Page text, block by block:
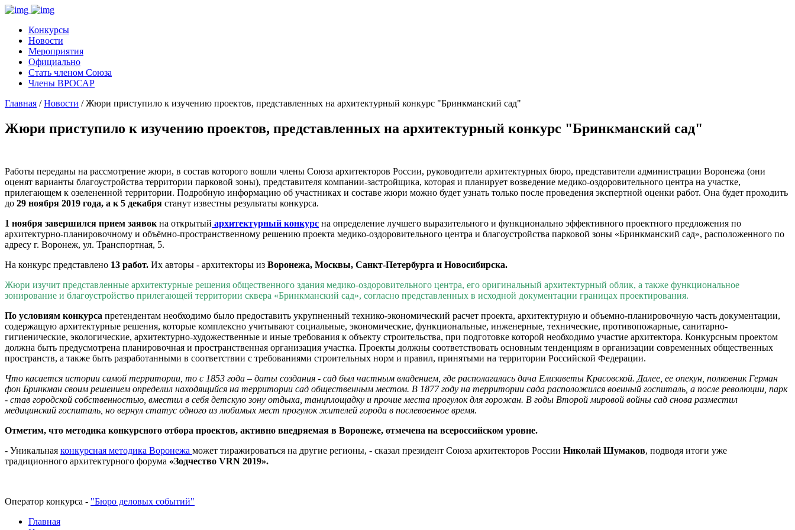
Конкурсы
Новости
Мероприятия
Официально
Стать членом Союза
Члены ВРОСАР
Главная /Новости / Жюри приступило к изучению проектов, представленных на архитектурный конкурс "Бринкманский сад"
Жюри приступило к изучению проектов, представленных на архитектурный конкурс "Бринкманский сад"
Работы переданы на рассмотрение жюри, в состав которого вошли члены Союза архитекторов России, руководители архитектурных бюро, представители администрации Воронежа (они
оценят варианты благоустройства территории парковой зоны), представителя компании-застройщика, которая и планирует возведение медико-оздоровительного центра на участке,
прилегающем к озелененной территории. Подробную информацию об участниках и составе жюри можно будет узнать только после проведения экспертной оценки работ. Она будет проходить
до 29 ноября 2019 года, а к 5 декабря станут известны результаты конкурса.
1 ноября завершился прием заявок на открытый архитектурный конкурс на определение лучшего выразительного и функционально эффективного проектного предложения по
архитектурно-планировочному и объёмно-пространственному решению проекта медико-оздоровительного центра и благоустройства парковой зоны «Бринкманский сад», расположенного по
адресу г. Воронеж, ул. Транспортная, 5.
На конкурс представлено 13 работ. Их авторы - архитекторы из Воронежа, Москвы, Санкт-Петербурга и Новосибирска.
Жюри изучит представленные архитектурные решения общественного здания медико-оздоровительного центра, его оригинальный архитектурный облик, а также функциональное
зонирование и благоустройство прилегающей территории сквера «Бринкманский сад», согласно представленных в исходной документации границах проектирования.
По условиям конкурса претендентам необходимо было предоставить укрупненный технико-экономический расчет проекта, архитектурную и объемно-планировочную часть документации,
содержащую архитектурные решения, которые комплексно учитывают социальные, экономические, функциональные, инженерные, технические, противопожарные, санитарно-
гигиенические, экологические, архитектурно-художественные и иные требования к объекту строительства, при подготовке которой необходимо участие архитектора. Конкурсным проектом
должна быть предусмотрена планировочная и пространственная организация участка. Проекты должны соответствовать основным тенденциям в организации современных общественных
пространств, а также быть разработанными в соответствии с требованиями строительных норм и правил, принятыми на территории Российской Федерации.
Что касается истории самой территории, то с 1853 года – даты создания - сад был частным владением, где располагалась дача Елизаветы Красовской. Далее, ее опекун, полковник Герман
фон Бринкман своим решением определил находящийся на территории сад общественным местом. В 1877 году на территории сада расположился военный госпиталь, а после революции, парк
- став городской собственностью, вместил в себя детскую зону отдыха, танцплощадку и прочие места прогулок для горожан. В годы Второй мировой войны сад снова разместил
медицинский госпиталь, но вернул статус одного из любимых мест прогулок жителей города в послевоенное время.
Отметим, что методика конкурсного отбора проектов, активно внедряемая в Воронеже, отмечена на всероссийском уровне.
- Уникальная конкурсная методика Воронежа может тиражироваться на другие регионы, - сказал президент Союза архитекторов России Николай Шумаков, подводя итоги уже
традиционного архитектурного форума «Зодчество VRN 2019».
Оператор конкурса - "Бюро деловых событий"
Главная